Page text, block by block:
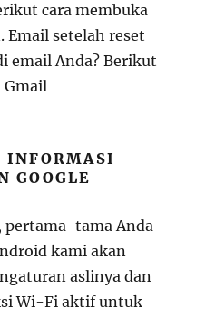
cara membuka
Email setelah reset
email Anda? Berikut
Gmail
INFORMASI
GOOGLE
pertama-tama Anda
kami akan
aslinya dan
Wi-Fi aktif untuk